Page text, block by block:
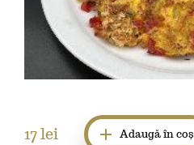
17lei Adaugă în coș